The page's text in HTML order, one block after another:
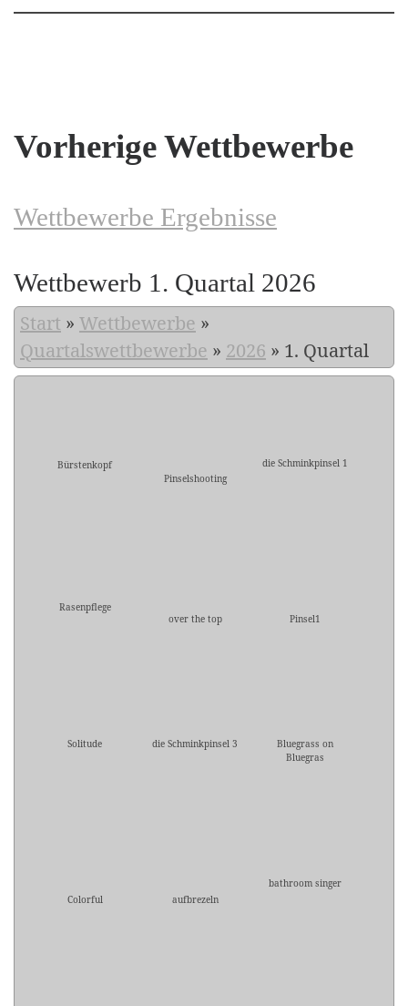
Vorherige Wettbewerbe
Wettbewerbe Ergebnisse
Wettbewerb 1. Quartal 2026
Start » Wettbewerbe »
Quartalswettbewerbe » 2026 » 1. Quartal
Bürstenkopf
Pinselshooting
die Schminkpinsel 1
Rasenpflege
over the top
Pinsel1
Solitude die Schminkpinsel 3
Bluegrass on
Bluegras
Colorful aufbrezeln
bathroom singer